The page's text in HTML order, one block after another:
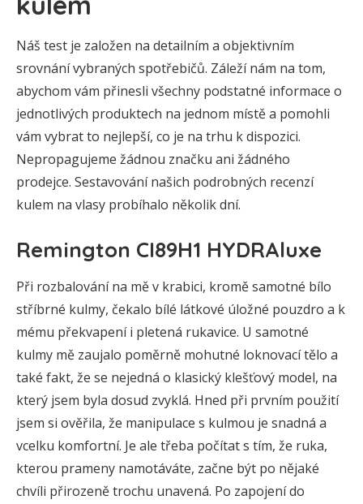
Náš test je založen na detailním a objektivním
srovnání vybraných spotřebičů. Záleží nám na tom,
abychom vám přinesli všechny podstatné informace o
jednotlivých produktech na jednom místě a pomohli
vám vybrat to nejlepší, co je na trhu k dispozici.
Nepropagujeme žádnou značku ani žádného
prodejce. Sestavování našich podrobných recenzí
kulem na vlasy probíhalo několik dní.
Remington CI89H1 HYDRAluxe
Při rozbalování na mě v krabici, kromě samotné bílo
stříbrné kulmy, čekalo bílé látkové úložné pouzdro a k
mému překvapení i pletená rukavice. U samotné
kulmy mě zaujalo poměrně mohutné loknovací tělo a
také fakt, že se nejedná o klasický klešťový model, na
který jsem byla dosud zvyklá. Hned při prvním použití
jsem si ověřila, že manipulace s kulmou je snadná a
vcelku komfortní. Je ale třeba počítat s tím, že ruka,
kterou prameny namotáváte, začne být po nějaké
chvíli přirozeně trochu unavená. Po zapojení do